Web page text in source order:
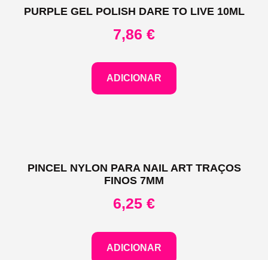
PURPLE GEL POLISH DARE TO LIVE 10ML
7,86 €
ADICIONAR
PINCEL NYLON PARA NAIL ART TRAÇOS
FINOS 7MM
6,25 €
ADICIONAR